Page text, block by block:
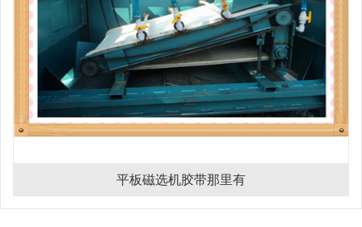
平板磁选机胶带那里有